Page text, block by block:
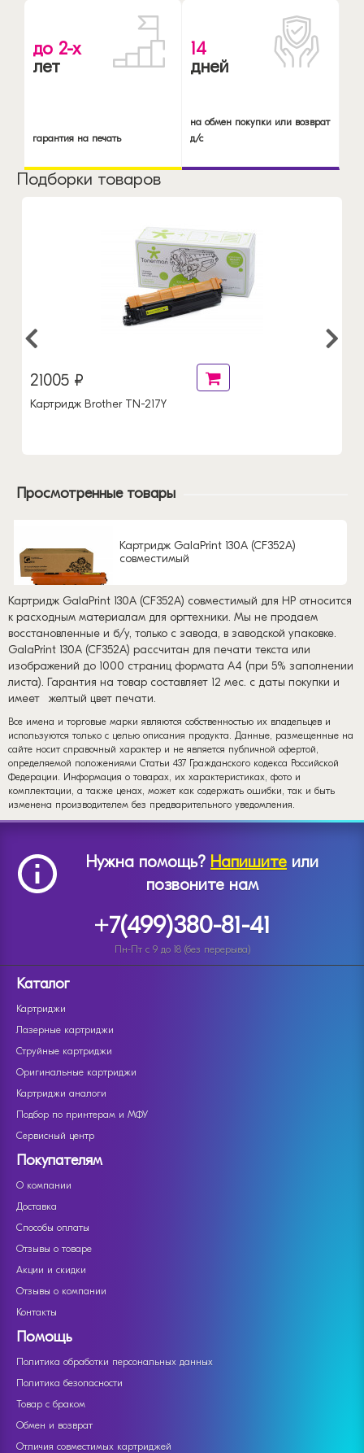
до 2-х
лет
гарантия на печать
14
дней
на обмен покупки или возврат
д/с
Подборки товаров
Картридж Ricoh 841928 (MPC2503H)
Просмотренные товары
Картридж GalaPrint 130A (CF352A)
совместимый
Картридж GalaPrint 130A (CF352A) совместимый для HP относится
к расходным материалам для оргтехники. Мы не продаем
восстановленные и б/у, только с завода, в заводской упаковке.
GalaPrint 130A (CF352A) рассчитан для печати текста или
изображений до 1000 страниц формата А4 (при 5% заполнении
листа). Гарантия на товар составляет 12 мес. с даты покупки и
имеет
желтый цвет печати.
Все имена и торговые марки являются собственностью их владельцев и
используются только с целью описания продукта. Данные, размещенные на
сайте носит справочный характер и не является публичной офертой,
определяемой положениями Статьи 437 Гражданского кодекса Российской
Федерации. Информация о товарах, их характеристиках, фото и
комплектации, а также ценах, может как содержать ошибки, так и быть
изменена производителем без предварительного уведомления.
Нужна помощь? Напишите или
позвоните нам
+7(499)380-81-41
Пн-Пт с 9 до 18 (без перерыва)
Каталог
Картриджи
Лазерные картриджи
Струйные картриджи
Оригинальные картриджи
Картриджи аналоги
Подбор по принтерам и МФУ
Сервисный центр
Покупателям
О компании
Доставка
Способы оплаты
Отзывы о товаре
Акции и скидки
Отзывы о компании
Контакты
Помощь
Политика обработки персональных данных
Политика безопасности
Товар с браком
Обмен и возврат
Отличия совместимых картриджей